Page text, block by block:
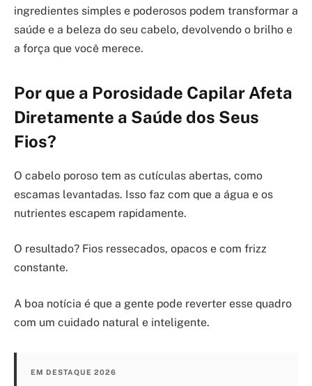
ingredientes simples e poderosos podem transformar a
saúde e a beleza do seu cabelo, devolvendo o brilho e
a força que você merece.
Por que a Porosidade Capilar Afeta
Diretamente a Saúde dos Seus
Fios?
O cabelo poroso tem as cutículas abertas, como
escamas levantadas. Isso faz com que a água e os
nutrientes escapem rapidamente.
O resultado? Fios ressecados, opacos e com frizz
constante.
A boa notícia é que a gente pode reverter esse quadro
com um cuidado natural e inteligente.
EM DESTAQUE 2026